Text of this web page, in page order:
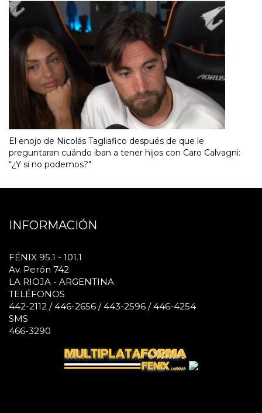
El enojo de Nicolás Tagliafico después de que le
preguntaran cuándo iban a tener hijos con Caro Calvagni:
“¿Y si no podemos?"
INFORMACIÓN
FÉNIX 95.1 - 101.1
Av. Perón 742
LA RIOJA - ARGENTINA
TELÉFONOS
442-2112 / 446-2656 / 443-2596 / 446-4254
SMS
466-3290